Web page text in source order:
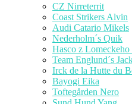
CZ Nirreterrit
Coast Strikers Alvin
Audi Catario Mikels
Nederholm´s Quik
Hasco z Lomeckeho
Team Englund´s
Irck de la Hutte du
Bayogi Eika
Toftegården Nero